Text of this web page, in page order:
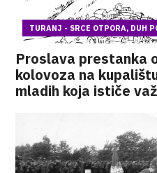
TURANJ - SRCE OTPORA, DUH
Proslava prestanka
kolovoza na
mladih koja ističe